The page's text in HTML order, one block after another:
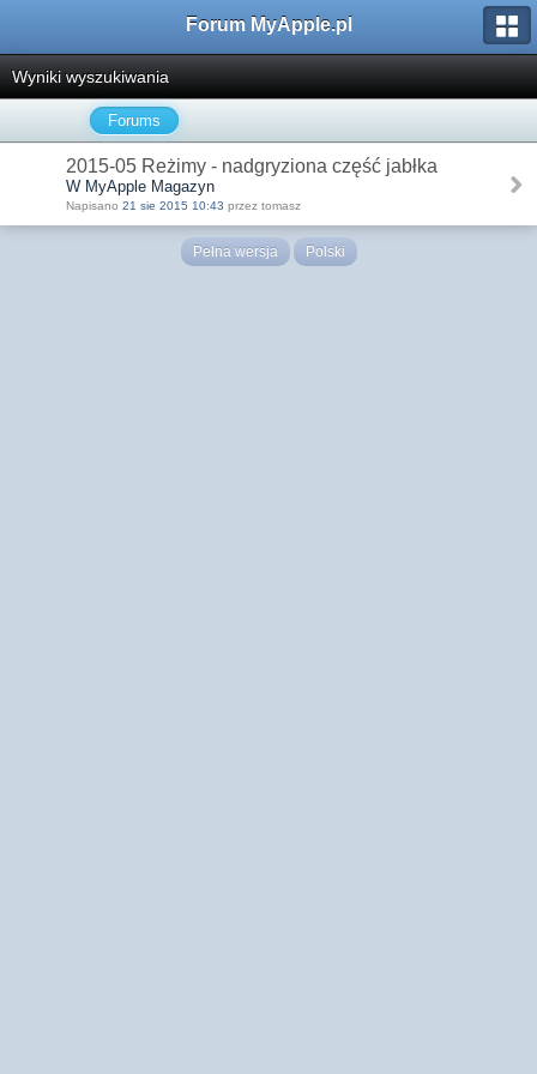
Forum MyApple.pl
Wyniki wyszukiwania
Forums
2015-05 Reżimy - nadgryziona część jabłka
W MyApple Magazyn
Napisano 21 sie 2015 10:43 przez tomasz
Pełna wersja Polski